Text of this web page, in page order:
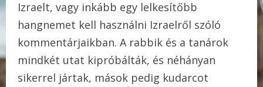
Izraelt, vagy inkább egy lelkesítőbb
hangnemet kell használni Izraelről szóló
kommentárjaikban. A rabbik és a tanárok
mindkét utat kipróbálták, és néhányan
sikerrel jártak, mások pedig kudarcot